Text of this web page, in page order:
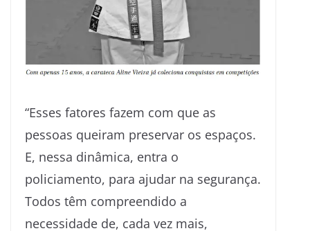
“Esses fatores fazem com que as
pessoas queiram preservar os espaços.
E, nessa dinâmica, entra o
policiamento, para ajudar na segurança.
Todos têm compreendido a
necessidade de, cada vez mais,